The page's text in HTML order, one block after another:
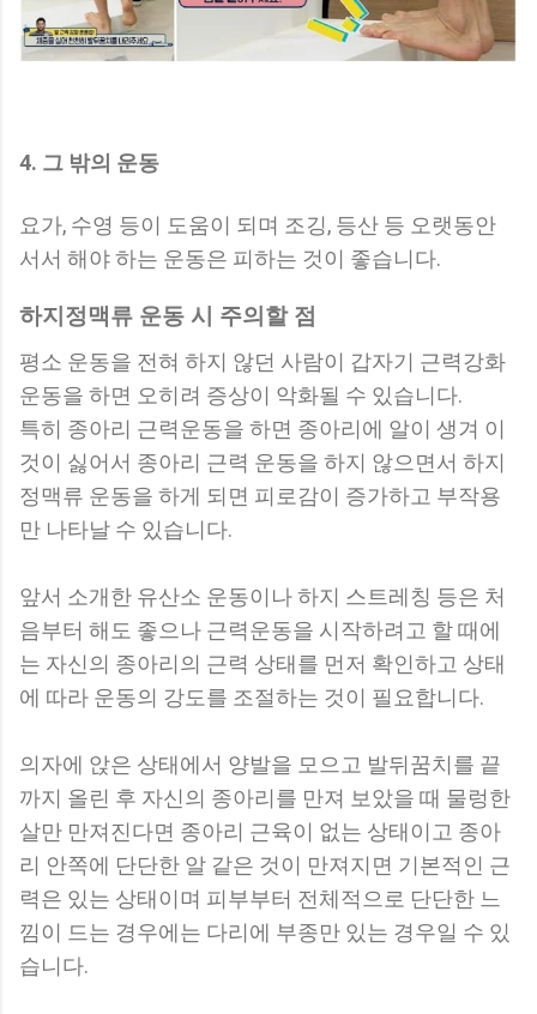
4. 그 밖의 운동
요가, 수영 등이 도움이 되며 조깅, 등산 등 오랫동안
서서 해야 하는 운동은 피하는 것이 좋습니다.
하지정맥류 운동 시 주의할 점
평소 운동을 전혀 하지 않던 사람이 갑자기 근력강화
운동을 하면 오히려 증상이 악화될 수 있습니다.
특히 종아리 근력운동을 하면 종아리에 알이 생겨 이
것이 싫어서 종아리 근력 운동을 하지 않으면서 하지
정맥류 운동을 하게 되면 피로감이 증가하고 부작용
만 나타날 수 있습니다.
앞서 소개한 유산소 운동이나 하지 스트레칭 등은 처
음부터 해도 좋으나 근력운동을 시작하려고 할 때에
는 자신의 종아리의 근력 상태를 먼저 확인하고 상태
에 따라 운동의 강도를 조절하는 것이 필요합니다.
의자에 앉은 상태에서 양발을 모으고 발뒤꿈치를 끝
까지 올린 후 자신의 종아리를 만져 보았을 때 물렁한
살만 만져진다면 종아리 근육이 없는 상태이고 종아
리 안쪽에 단단한 알 같은 것이 만져지면 기본적인 근
력은 있는 상태이며 피부부터 전체적으로 단단한 느
낌이 드는 경우에는 다리에 부종만 있는 경우일 수 있
습니다.